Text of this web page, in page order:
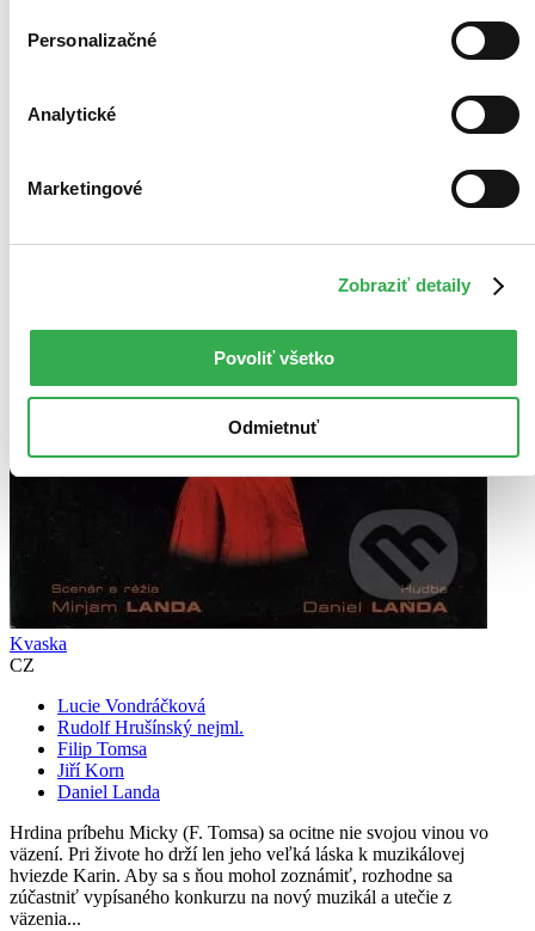
Personalizačné
Analytické
Marketingové
Zobraziť detaily
Povoliť všetko
Odmietnuť
Kvaska
CZ
Lucie Vondráčková
Rudolf Hrušínský nejml.
Filip Tomsa
Jiří Korn
Daniel Landa
Hrdina príbehu Micky (F. Tomsa) sa ocitne nie svojou vinou vo
väzení. Pri živote ho drží len jeho veľká láska k muzikálovej
hviezde Karin. Aby sa s ňou mohol zoznámiť, rozhodne sa
zúčastniť vypísaného konkurzu na nový muzikál a utečie z
väzenia...